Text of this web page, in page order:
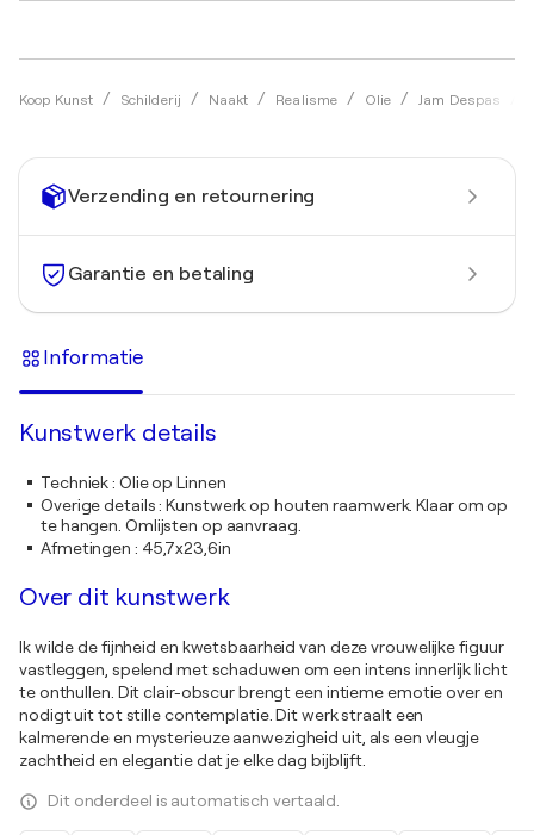
Koop Kunst Schilderij Naakt Realisme Olie Jam Despas
Verzending en retournering
Garantie en betaling
Informatie
Kunstwerk details
Techniek: Olie op Linnen
Overige details:Kunstwerk op houten raamwerk. Klaar om op
te hangen. Omlijsten op aanvraag.
Afmetingen : 45,7x23,6in
Over dit kunstwerk
Ik wilde de fijnheid en kwetsbaarheid van deze vrouwelijke figuur
vastleggen, spelend met schaduwen om een intens innerlijk licht
te onthullen. Dit clair-obscur brengt een intieme emotie over en
nodigt uit tot stille contemplatie. Dit werk straalt een
kalmerende en mysterieuze aanwezigheid uit, als een vleugje
zachtheid en elegantie dat je elke dag bijblijft.
Dit onderdeel is automatisch vertaald.